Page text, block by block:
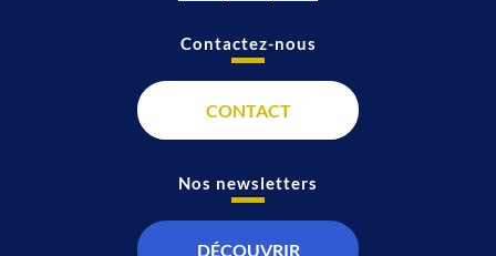
Contactez-nous
CONTACT
Nos newsletters
DÉCOUVRIR